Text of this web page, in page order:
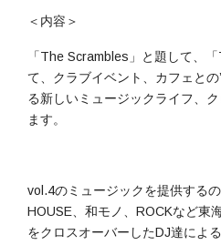
＜内容＞
「The Scrambles」と題して、
て、クラブイベント、カフェと
る新しいミュージックライフ、
ます。
vol.4のミュージックを提供するの
HOUSE、和モノ、ROCKなど東
をクロスオーバーしたDJ達によ